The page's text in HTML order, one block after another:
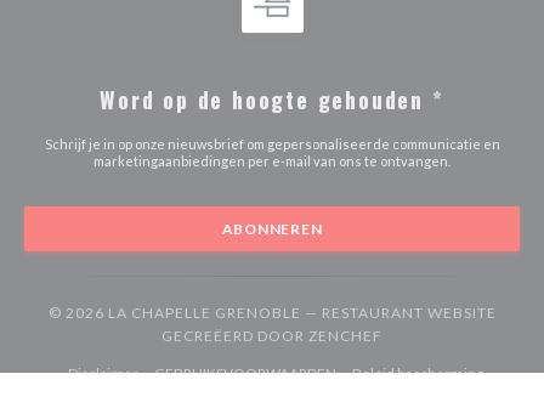
Word op de hoogte gehouden *
Schrijf je in op onze nieuwsbrief om gepersonaliseerde communicatie en
marketingaanbiedingen per e-mail van ons te ontvangen.
ABONNEREN
© 2026 LA CHAPELLE GRENOBLE — RESTAURANT WEBSITE
GECREËERD DOOR ZENCHEF
Disclaimer((opent in een nieuw venster))
GEBRUIKSVOORWAARDEN((opent in een nieuw venster))
Beleid bescherming